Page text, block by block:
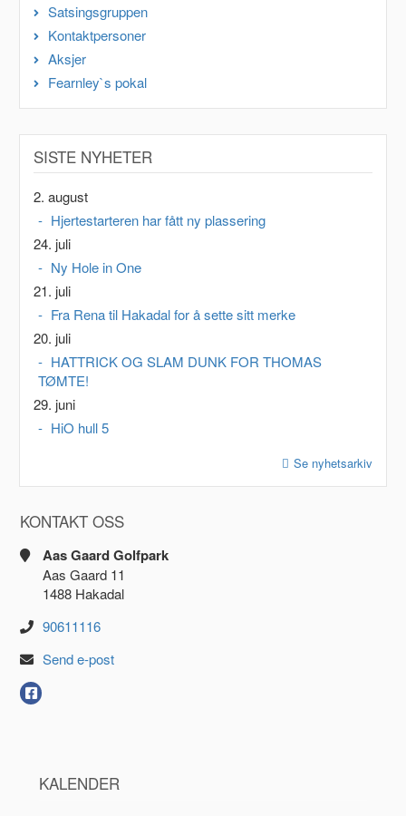
Satsingsgruppen
Kontaktpersoner
Aksjer
Fearnley`s pokal
SISTE NYHETER
2. august
Hjertestarteren har fått ny plassering
24. juli
Ny Hole in One
21. juli
Fra Rena til Hakadal for å sette sitt merke
20. juli
HATTRICK OG SLAM DUNK FOR THOMAS
TØMTE!
29. juni
HiO hull 5
Se nyhetsarkiv
KONTAKT OSS
Aas Gaard Golfpark
Aas Gaard 11
1488 Hakadal
90611116
Send e-post
KALENDER